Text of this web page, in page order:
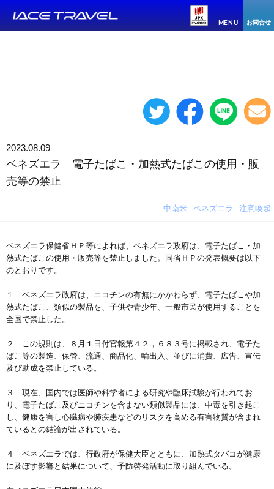
MENU お問合せ
2023.08.09
ベネズエラ 電子たばこ・加熱式たばこの使用・販
売等の禁止
中南米 ベネズエラ 注意喚起
ベネズエラ保健省ＨＰ等によれば、ベネズエラ政府は、電子たばこ・加
熱式たばこの使用・販売等を禁止しました。同省ＨＰの発表概要は以下
のとおりです。
１ ベネズエラ政府は、ニコチンの有無にかかわらず、電子たばこや加
熱式たばこ、類似の製品を、子供や青少年、一般市民が使用することを
全国で禁止した。
２ この規則は、８月１日付官報第４２，６８３号に掲載され、電子た
ばこ等の製造、保管、流通、商品化、輸出入、並びに消費、広告、宣伝
及び助成を禁止している。
３ 現在、国内では医師や科学者による研究や臨床試験が行われてお
り、電子たばこ及びニコチンを含まない類似製品には、中毒を引き起こ
し、健康を害し心臓病や肺疾患などのリスクを高める有害物質が含まれ
ているとの結論が出されている。
４ ベネズエラでは、行政府が保健大臣とともに、加熱式タバコが健康
に及ぼす影響と結果について、予防啓発活動に取り組んでいる。